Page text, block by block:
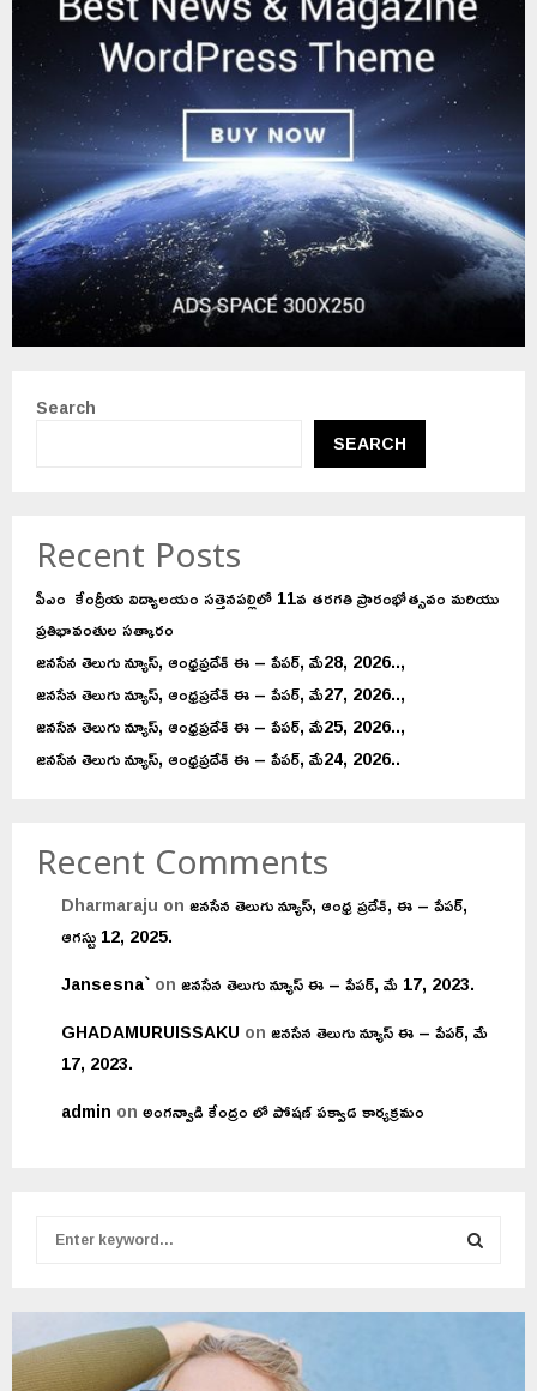
Search
SEARCH
Recent Posts
పీఎం కేంద్రీయ విద్యాలయం సత్తెనపల్లిలో 11వ తరగతి ప్రారంభోత్సవం మరియు
ప్రతిభావంతుల సత్కారం
జనసేన తెలుగు న్యూస్, ఆంధ్రప్రదేశ్ ఈ – పేపర్, మే28, 2026..,
జనసేన తెలుగు న్యూస్, ఆంధ్రప్రదేశ్ ఈ – పేపర్, మే27, 2026..,
జనసేన తెలుగు న్యూస్, ఆంధ్రప్రదేశ్ ఈ – పేపర్, మే25, 2026..,
జనసేన తెలుగు న్యూస్, ఆంధ్రప్రదేశ్ ఈ – పేపర్, మే24, 2026..
Recent Comments
Dharmaraju onజనసేన తెలుగు న్యూస్, ఆంధ్ర ప్రదేశ్, ఈ – పేపర్,
ఆగస్టు 12, 2025.
Jansesna`onజనసేన తెలుగు న్యూస్ ఈ – పేపర్, మే 17, 2023.
GHADAMURUISSAKU onజనసేన తెలుగు న్యూస్ ఈ – పేపర్, మే
17, 2023.
admin onఅంగన్వాడి కేంద్రం లో పోషణ్ పక్వాడ కార్యక్రమం
r
h
f